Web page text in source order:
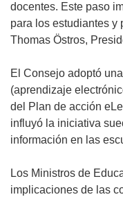
docentes. Este paso
para los estudiantes y
Thomas Östros,
El Consejo adoptó
(aprendizaje
del Plan de acción
influyó la iniciativa
información en las
Los Ministros de
implicaciones de las